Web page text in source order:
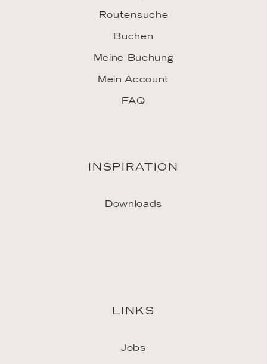
Routensuche
Buchen
Meine Buchung
Mein Account
FAQ
INSPIRATION
Downloads
LINKS
Jobs